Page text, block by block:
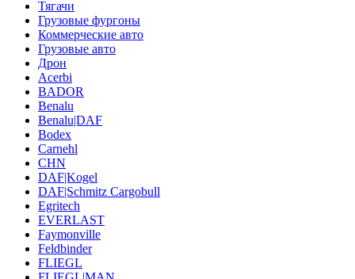
Тягачи
Грузовые фургоны
Коммерческие авто
Грузовые авто
Дрон
Acerbi
BADOR
Benalu
Benalu|DAF
Bodex
Carnehl
CHN
DAF|Kogel
DAF|Schmitz Cargobull
Egritech
EVERLAST
Faymonville
Feldbinder
FLIEGL